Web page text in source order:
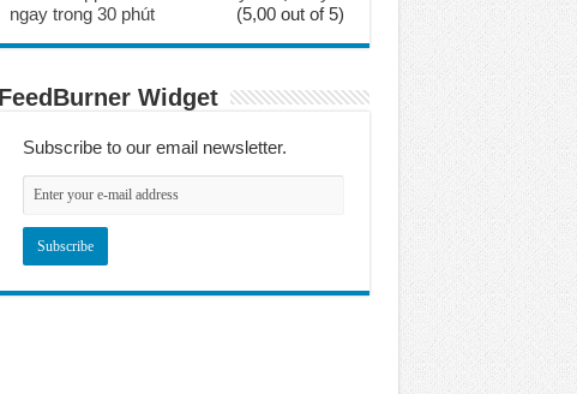
ngay trong 30 phút
(5,00 out of 5)
FeedBurner Widget
Subscribe to our email newsletter.